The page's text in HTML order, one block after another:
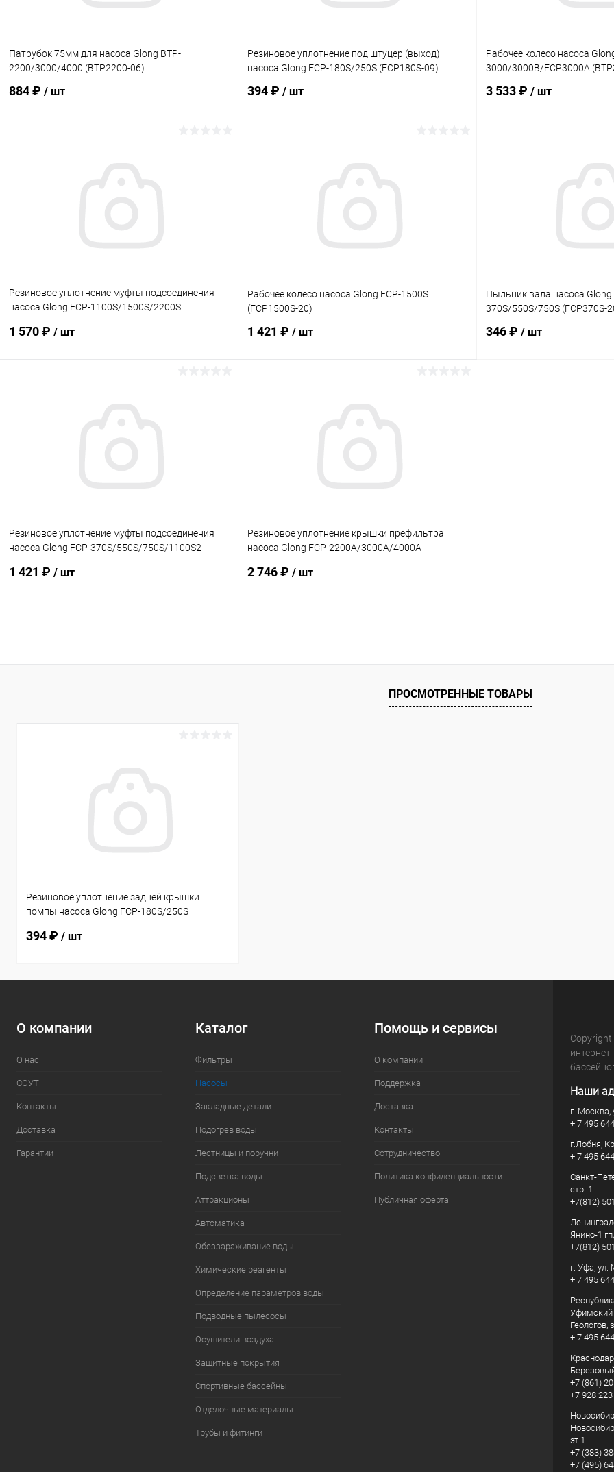
Патрубок 75мм для насоса Glong BTP-
2200/3000/4000 (BTP2200-06)
884 ₽ / шт
Резиновое уплотнение под штуцер (выход)
насоса Glong FCP-180S/250S (FCP180S-09)
394 ₽ / шт
Рабочее колесо насоса
3000/3000B/FCP3000A
3 533 ₽ / шт
Резиновое уплотнение муфты подсоединения
насоса Glong FCP-1100S/1500S/2200S
1 570 ₽ / шт
Рабочее колесо насоса Glong FCP-1500S
(FCP1500S-20)
1 421 ₽ / шт
Пыльник вала насоса Glong
370S/550S/750S (FCP370S-
346 ₽ / шт
Резиновое уплотнение муфты подсоединения
насоса Glong FCP-370S/550S/750S/1100S2
1 421 ₽ / шт
В избранное
Резиновое уплотнение крышки префильтра
насоса Glong FCP-2200A/3000A/4000A
2 746 ₽ / шт
В избранное
В наличии
ПРОСМОТРЕННЫЕ ТОВАРЫ
Резиновое уплотнение задней крышки
помпы насоса Glong FCP-180S/250S
394 ₽ / шт
О компании
О нас
СОУТ
Контакты
Доставка
Гарантии
Каталог
Фильтры
Насосы
Закладные детали
Подогрев воды
Лестницы и поручни
Подсветка воды
Аттракционы
Автоматика
Обеззараживание воды
Химические реагенты
Определение параметров воды
Подводные пылесосы
Осушители воздуха
Защитные покрытия
Спортивные бассейны
Отделочные материалы
Трубы и фитинги
Помощь и сервисы
О компании
Поддержка
Доставка
Контакты
Сотрудничество
Политика конфиденциальности
Публичная оферта
Наши
г. Москва,
+ 7 495
г.Лобня,
+ 7 495
Санкт-
стр. 1
+7(812)
Янино-1
+7(812)
г. Уфа, ул.
+ 7 495
Уфимский
Геологов,
+ 7 495
+7 (861)
+7 928
эт.1.
+7 (383)
+7 (495)